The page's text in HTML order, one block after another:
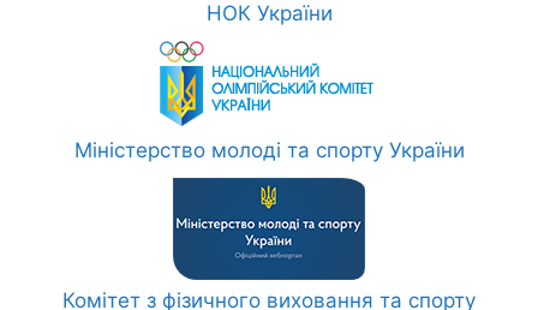
НОК України
Міністерство молоді та спорту України
Комітет з фізичного виховання та спорту